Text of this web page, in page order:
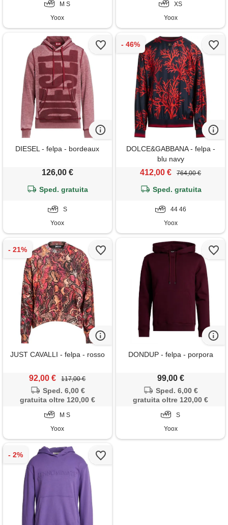
M S
Yoox
XS
Yoox
DIESEL - felpa - bordeaux
126,00 €
Sped. gratuita
S
Yoox
DOLCE&GABBANA - felpa -
blu navy
412,00 € 764,00 €
Sped. gratuita
44 46
Yoox
JUST CAVALLI - felpa - rosso
92,00 € 117,00 €
Sped. 6,00 €
gratuita oltre 120,00 €
M S
Yoox
DONDUP - felpa - porpora
99,00 €
Sped. 6,00 €
gratuita oltre 120,00 €
S
Yoox